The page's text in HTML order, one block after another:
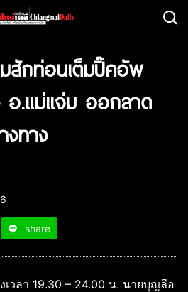
สักท่อนเต็มปิ๊คอัพ
.แม่แจ่ม ออกลาด
งทาง
share
วลา 19.30 – 24.00 น. นายบุญลือ